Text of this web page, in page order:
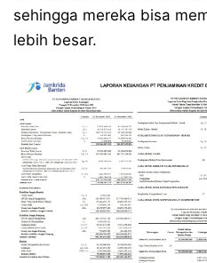
sehingga mereka bisa
lebih besar.